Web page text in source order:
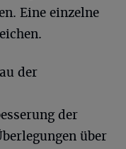
Eine einzelne
der
der
über